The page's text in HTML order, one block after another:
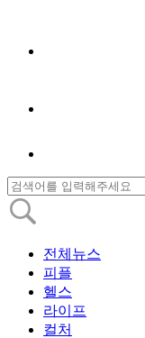
전체뉴스
피플
헬스
라이프
컬처